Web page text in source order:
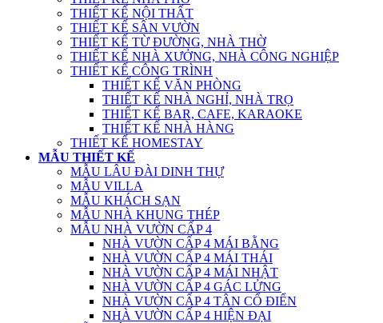
THIẾT KẾ NỘI THẤT
THIẾT KẾ SÂN VƯỜN
THIẾT KẾ TỪ ĐƯỜNG, NHÀ THỜ
THIẾT KẾ NHÀ XƯỞNG, NHÀ CÔNG NGHIỆP
THIẾT KẾ CÔNG TRÌNH
THIẾT KẾ VĂN PHÒNG
THIẾT KẾ NHÀ NGHỈ, NHÀ TRỌ
THIẾT KẾ BAR, CAFE, KARAOKE
THIẾT KẾ NHÀ HÀNG
THIẾT KẾ HOMESTAY
MẪU THIẾT KẾ
MẪU LÂU ĐÀI DINH THỰ
MẪU VILLA
MẪU KHÁCH SẠN
MẪU NHÀ KHUNG THÉP
MẪU NHÀ VƯỜN CẤP 4
NHÀ VƯỜN CẤP 4 MÁI BẰNG
NHÀ VƯỜN CẤP 4 MÁI THÁI
NHÀ VƯỜN CẤP 4 MÁI NHẬT
NHÀ VƯỜN CẤP 4 GÁC LỬNG
NHÀ VƯỜN CẤP 4 TÂN CỔ ĐIỂN
NHÀ VƯỜN CẤP 4 HIỆN ĐẠI